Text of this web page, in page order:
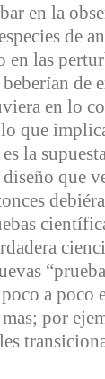
en la
de
las
de
en lo
que
la
que
a poco
por